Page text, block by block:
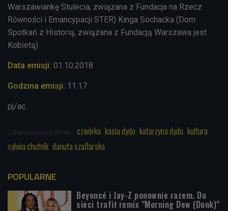
Warszawiankę Stulecia, związana z Fundacja na Rzecz
Równości i Emancypacji STER) Kinga Sochacka (Dom
Spotkań z Historią, związana z Fundacją Warszawa jest
Kobietą)
Data emisji: 01 .10.2018
Godzina emisji: 11 .17
pj/ac
Zobacz więcej na temat: czwórka kasia dydo katarzyna dydo kultura
sylwia chutnik danuta szaflarska
POPULARNE
Beyoncé i Jay-Z ponownie razem. Do
sieci trafił remix "Morning Dew (Donk)"